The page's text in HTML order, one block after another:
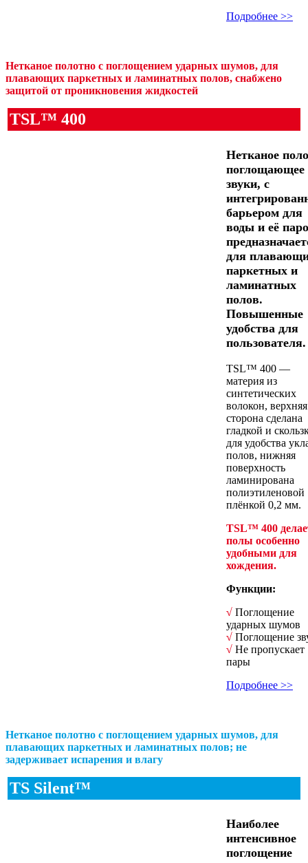
Подробнее >>
Нетканое полотно с поглощением ударных шумов, для
плавающих паркетных и ламинатных полов, снабжено
защитой от проникновения жидкостей
TSL™ 400
Нетканое
поглощающее
звуки, с
барьером для
воды и её
для
паркетных и
ламинатных
полов.
Повышенные
удобства для
пользователя.
TSL™ 400 —
материя из
синтетических
волокон, верхняя
сторона сделана
гладкой и
для удобства
полов, нижняя
поверхность
ламинирована
полиэтиленовой
плёнкой 0,2 мм.
TSL™ 400
полы особенно
удобными для
хождения.
Функции:
√ Поглощение
ударных шумов
√ Поглощение
√ Не пропускает
пары
Подробнее >>
Нетканое полотно с поглощением ударных шумов, для
плавающих паркетных и ламинатных полов; не
задерживает испарения и влагу
TS Silent™
Наиболее
интенсивное
поглощение